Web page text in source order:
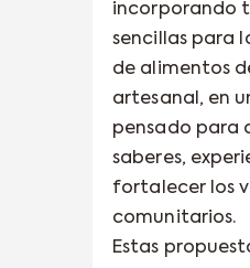
incorporando
sencillas para
de alimentos
artesanal, en
pensado para
saberes,
fortalecer los
comunitarios.
Estas